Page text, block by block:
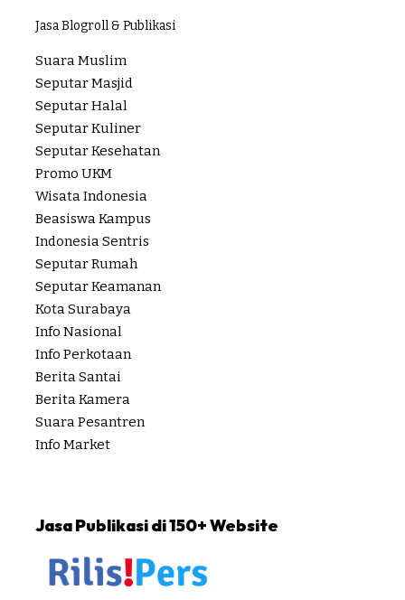
Jasa Blogroll & Publikasi
Suara Muslim
Seputar Masjid
Seputar Halal
Seputar Kuliner
Seputar Kesehatan
Promo UKM
Wisata Indonesia
Beasiswa Kampus
Indonesia Sentris
Seputar Rumah
Seputar Keamanan
Kota Surabaya
Info Nasional
Info Perkotaan
Berita Santai
Berita Kamera
Suara Pesantren
Info Market
Jasa Publikasi di 150+ Website